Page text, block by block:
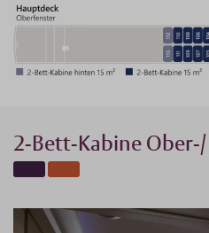
2-Bett-Kabine